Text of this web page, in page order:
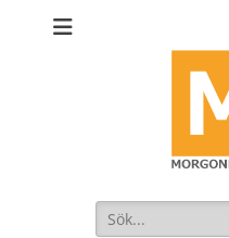
Sök